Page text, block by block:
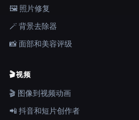
🖼️ 照片修复
🪄 背景去除器
📸 面部和美容评级
🎬视频
🎬 图像到视频动画
📲 抖音和短片创作者